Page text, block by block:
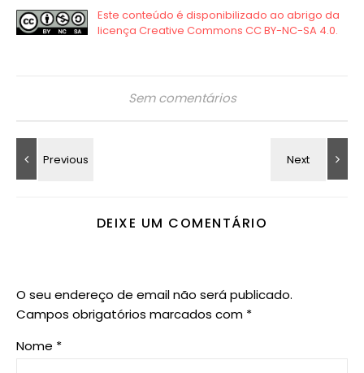
Sem comentários
DEIXE UM COMENTÁRIO
O seu endereço de email não será publicado.
Campos obrigatórios marcados com *
Nome *